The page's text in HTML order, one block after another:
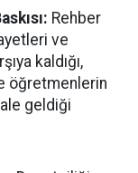
Rehber
ve
kaldığı,
öğretmenlerin
geldiği